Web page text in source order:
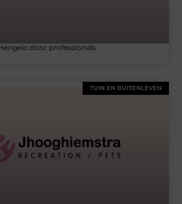
door professionals
TUIN EN BUITENLEVEN